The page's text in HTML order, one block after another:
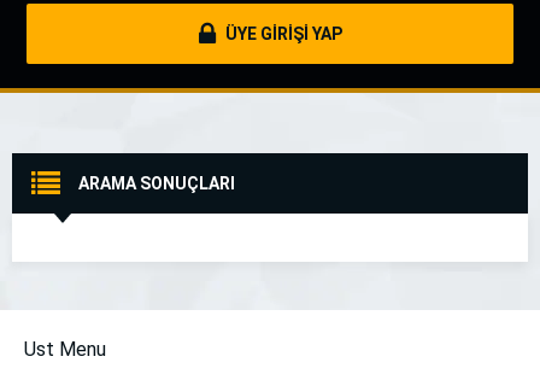
ÜYE GİRİŞİ YAP
ARAMA SONUÇLARI
Ust Menu